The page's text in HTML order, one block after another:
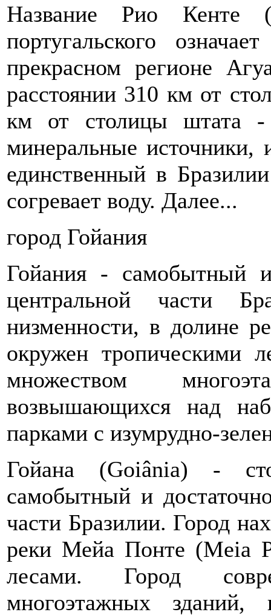
Название Рио Кенте
португальского
прекрасном регионе
расстоянии 310 км от
км от столицы штата -
минеральные источники,
единственный в
согревает воду. Далее...
город Гойания
Гойания - самобытный
центральной части
низменности, в долине
окружен тропическими
множеством
возвышающихся над
парками с изумрудно-
Гойана (Goiânia) -
самобытный и
части Бразилии. Город
реки Мейа Понте (Meia
лесами. Город
многоэтажных зданий,